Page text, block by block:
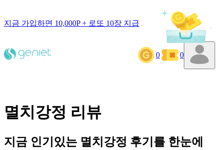
지금 가입하면 10,000P + 로또 10장 지급
0 0
멸치강정 리뷰
지금 인기있는 멸치강정 후기를 한눈에